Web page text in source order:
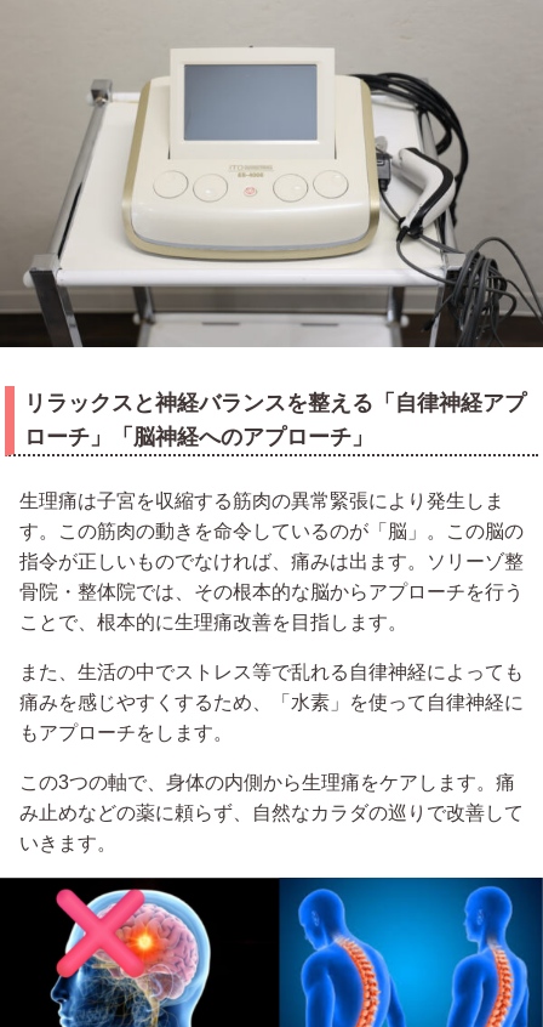
リラックスと神経バランスを整える「自律神経アプ
ローチ」「脳神経へのアプローチ」
生理痛は子宮を収縮する筋肉の異常緊張により発生しま
す。この筋肉の動きを命令しているのが「脳」。この脳の
指令が正しいものでなければ、痛みは出ます。ソリーゾ整
骨院・整体院では、その根本的な脳からアプローチを行う
ことで、根本的に生理痛改善を目指します。
また、生活の中でストレス等で乱れる自律神経によっても
痛みを感じやすくするため、「水素」を使って自律神経に
もアプローチをします。
この3つの軸で、身体の内側から生理痛をケアします。痛
み止めなどの薬に頼らず、自然なカラダの巡りで改善して
いきます。